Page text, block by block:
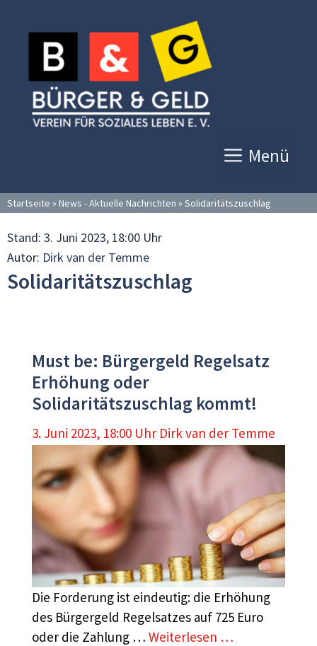
Inhalt
springen
Menü
Startseite » News - Aktuelle Nachrichten » Solidaritätszuschlag
Stand: 3. Juni 2023, 18:00 Uhr
Autor: Dirk van der Temme
Solidaritätszuschlag
Must be: Bürgergeld Regelsatz
Erhöhung oder
Solidaritätszuschlag kommt!
3. Juni 2023, 18:00 Uhr Dirk van der Temme
Die Forderung ist eindeutig: die Erhöhung
des Bürgergeld Regelsatzes auf 725 Euro
oder die Zahlung … Weiterlesen …